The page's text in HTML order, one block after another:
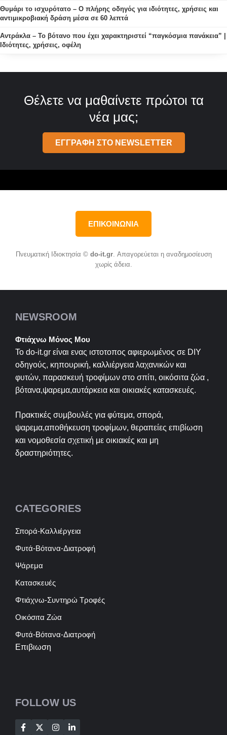
Θυμάρι το ισχυρότατο – Ο πλήρης οδηγός για ιδιότητες, χρήσεις και
αντιμικροβιακή δράση μέσα σε 60 λεπτά
Αντράκλα – Το βότανο που έχει χαρακτηριστεί “παγκόσμια πανάκεια” |
Ιδιότητες, χρήσεις, οφέλη
Θέλετε να μαθαίνετε πρώτοι τα
νέα μας;
ΕΓΓΡΑΦΗ ΣΤΟ NEWSLETTER
ΕΠΙΚΟΙΝΩΝΙΑ
Πνευματική Ιδιοκτησία © do-it.gr. Απαγορεύεται η αναδημοσίευση
χωρίς άδεια.
NEWSROOM
Φτιάχνω Μόνος Μου
Το do-it.gr είναι ενας ιστοτοπος αφιερωμένος σε DIY
οδηγούς, κηπουρική, καλλιέργεια λαχανικών και
φυτών, παρασκευή τροφίμων στο σπίτι, οικόσιτα ζώα ,
βότανα,ψαρεμα,αυτάρκεια και οικιακές κατασκευές.
Πρακτικές συμβουλές για φύτεμα, σπορά,
ψαρεμα,αποθήκευση τροφίμων, θεραπείες επιβίωση
και νομοθεσία σχετική με οικιακές και μη
δραστηριότητες.
CATEGORIES
Σπορά-Καλλιέργεια
Φυτά-Βότανα-Διατροφή
Ψάρεμα
Κατασκευές
Φτιάχνω-Συντηρώ Τροφές
Οικόσιτα Ζώα
Φυτά-Βότανα-Διατροφή
Επιβιωση
FOLLOW US